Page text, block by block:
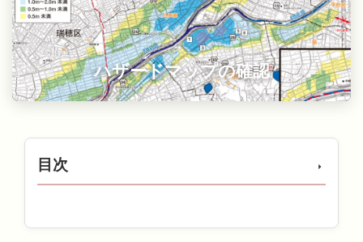
ハザードマップの確認
目次